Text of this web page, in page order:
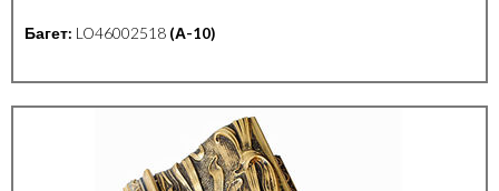
Багет: LO46002518 (А-10)